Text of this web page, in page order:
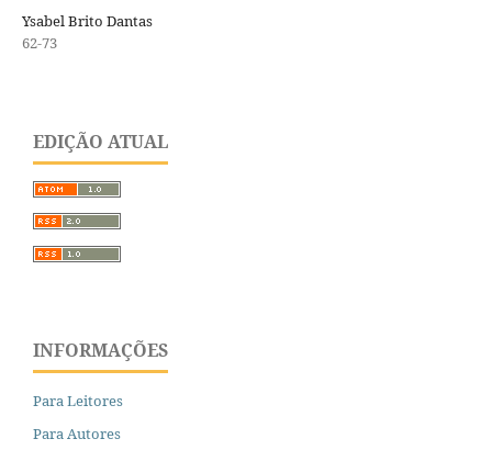
Ysabel Brito Dantas
62-73
EDIÇÃO ATUAL
INFORMAÇÕES
Para Leitores
Para Autores